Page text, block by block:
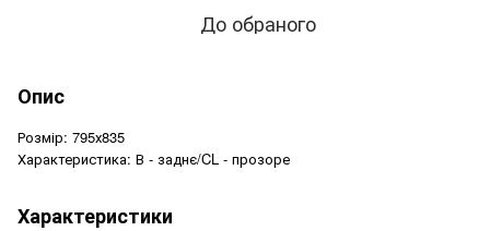
До обраного
Опис
Розмір: 795х835
Характеристика: В - заднє/CL - прозоре
Характеристики